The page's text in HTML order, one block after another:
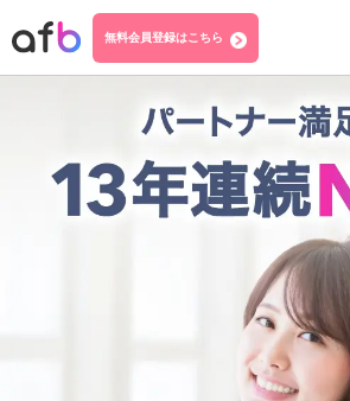
無料会員登録はこちら